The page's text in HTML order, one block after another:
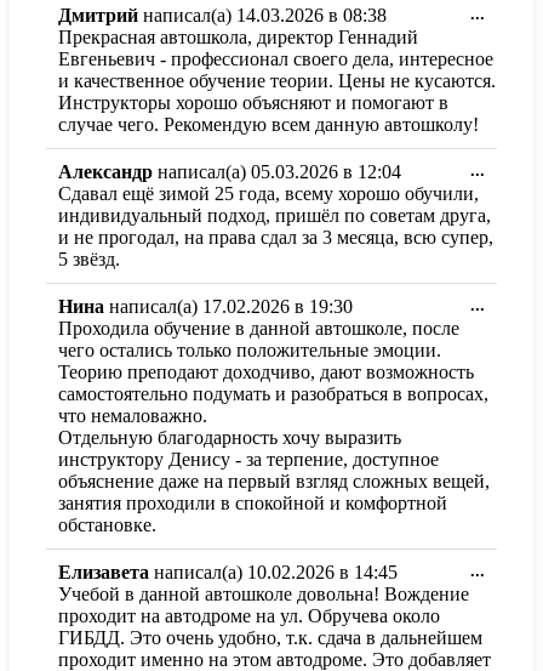
Дмитрий написал(а) 14.03.2026 в 08:38
Прекрасная автошкола, директор Геннадий
Евгеньевич - профессионал своего дела, интересное
и качественное обучение теории. Цены не кусаются.
Инструкторы хорошо объясняют и помогают в
случае чего. Рекомендую всем данную автошколу!
...
в
другое
Александр написал(а) 05.03.2026 в 12:04
Сдавал ещё зимой 25 года, всему хорошо обучили,
индивидуальный подход, пришёл по советам друга,
и не прогодал, на права сдал за 3 месяца, всю супер,
5 звёзд.
...
в
другое
Нина написал(а) 17.02.2026 в 19:30
Проходила обучение в данной автошколе, после
чего остались только положительные эмоции.
Теорию преподают доходчиво, дают возможность
самостоятельно подумать и разобраться в вопросах,
что немаловажно.
Отдельную благодарность хочу выразить
инструктору Денису - за терпение, доступное
объяснение даже на первый взгляд сложных вещей,
занятия проходили в спокойной и комфортной
обстановке.
...
Елизавета написал(а) 10.02.2026 в 14:45
Учебой в данной автошколе довольна! Вождение
проходит на автодроме на ул. Обручева около
ГИБДД. Это очень удобно, т.к. сдача в дальнейшем
проходит именно на этом автодроме. Это добавляет
...